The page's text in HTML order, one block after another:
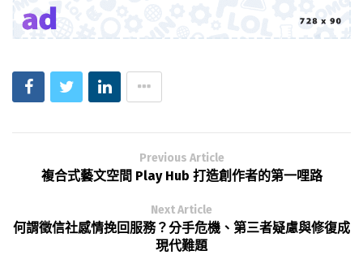
Previous Article
複合式藝文空間 Play Hub 打造創作者的第一哩路
Next Article
何謂徵信社感情挽回服務？分手危機、第三者疑慮與修復成
現代難題